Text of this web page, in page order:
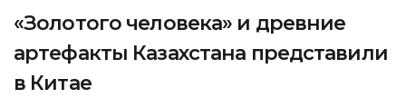
«Золотого человека» и древние
артефакты Казахстана представили
в Китае